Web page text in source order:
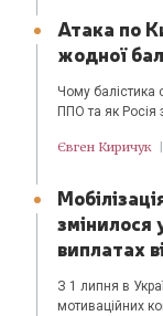
Атака по
жодної
Чому балістика
ППО та як Росія
Євген Киричук |
змінилося
виплатах
З 1 липня в
мотиваційних